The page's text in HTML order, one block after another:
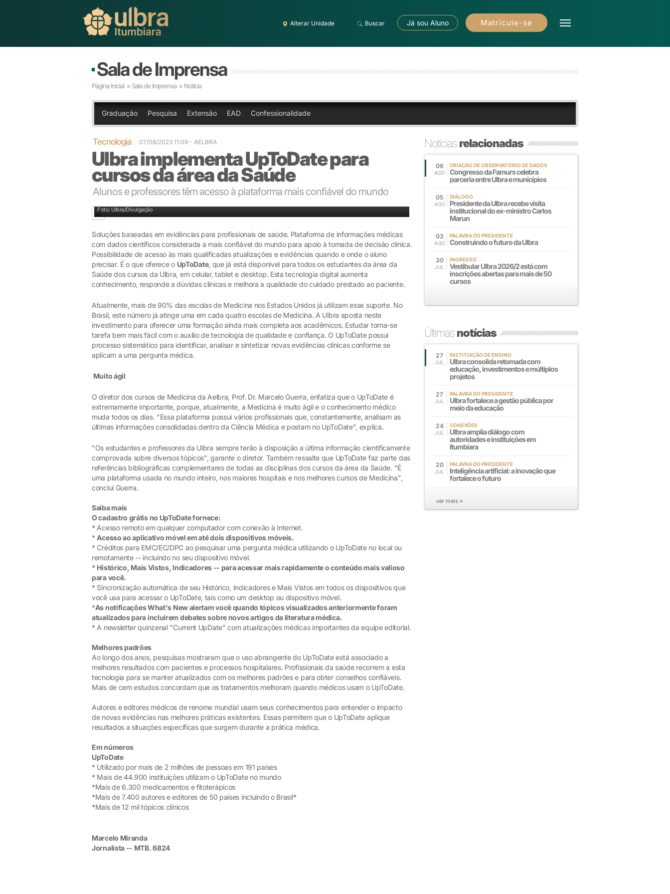
Alterar Unidade Buscar Já sou Aluno Matricule-se
Sala de Imprensa
Página Inicial » Sala de Imprensa » Notícia
Graduação Pesquisa Extensão EAD Confessionalidade
Tecnologia 07/08/2023 11:09 - AELBRA
Ulbra implementa UpToDate para
cursos da área da Saúde
Alunos e professores têm acesso à plataforma mais confiável do mundo
Foto: Ulbra/Divulgação
Soluções baseadas em evidências para profissionais de saúde. Plataforma de informações médicas
com dados científicos considerada a mais confiável do mundo para apoio à tomada de decisão clínica.
Possibilidade de acesso às mais qualificadas atualizações e evidências quando e onde o aluno
precisar. É o que oferece o UpToDate, que já está disponível para todos os estudantes da área da
Saúde dos cursos da Ulbra, em celular, tablet e desktop. Esta tecnologia digital aumenta
conhecimento, responde a dúvidas clínicas e melhora a qualidade do cuidado prestado ao paciente.
Atualmente, mais de 90% das escolas de Medicina nos Estados Unidos já utilizam esse suporte. No
Brasil, este número já atinge uma em cada quatro escolas de Medicina. A Ulbra aposta neste
investimento para oferecer uma formação ainda mais completa aos acadêmicos. Estudar torna-se
tarefa bem mais fácil com o auxílio de tecnologia de qualidade e confiança. O UpToDate possui
processo sistemático para identificar, analisar e sintetizar novas evidências clínicas conforme se
aplicam a uma pergunta médica.
Muito ágil
O diretor dos cursos de Medicina da Aelbra, Prof. Dr. Marcelo Guerra, enfatiza que o UpToDate é
extremamente importante, porque, atualmente, a Medicina é muito ágil e o conhecimento médico
muda todos os dias. "Essa plataforma possui vários profissionais que, constantemente, analisam as
últimas informações consolidadas dentro da Ciência Médica e postam no UpToDate", explica.
"Os estudantes e professores da Ulbra sempre terão à disposição a última informação cientificamente
comprovada sobre diversos tópicos", garante o diretor. Também ressalta que UpToDate faz parte das
referências bibliográficas complementares de todas as disciplinas dos cursos da área da Saúde. "É
uma plataforma usada no mundo inteiro, nos maiores hospitais e nos melhores cursos de Medicina",
conclui Guerra.
Saiba mais
O cadastro grátis no UpToDate fornece:
* Acesso remoto em qualquer computador com conexão à Internet.
*Acesso ao aplicativo móvel em até dois dispositivos móveis.
* Créditos para EMC/EC/DPC ao pesquisar uma pergunta médica utilizando o UpToDate no local ou
remotamente -- incluindo no seu dispositivo móvel.
* Histórico, Mais Vistos, Indicadores -- para acessar mais rapidamente o conteúdo mais valioso
para você.
* Sincronização automática de seu Histórico, Indicadores e Mais Vistos em todos os dispositivos que
você usa para acessar o UpToDate, tais como um desktop ou dispositivo móvel.
*As notificações What's New alertam você quando tópicos visualizados anteriormente foram
atualizados para incluírem debates sobre novos artigos da literatura médica.
* A newsletter quinzenal "Current UpDate" com atualizações médicas importantes da equipe editorial.
Melhores padrões
Ao longo dos anos, pesquisas mostraram que o uso abrangente do UpToDate está associado a
melhores resultados com pacientes e processos hospitalares. Profissionais da saúde recorrem a esta
tecnologia para se manter atualizados com os melhores padrões e para obter conselhos confiáveis.
Mais de cem estudos concordam que os tratamentos melhoram quando médicos usam o UpToDate.
Autores e editores médicos de renome mundial usam seus conhecimentos para entender o impacto
de novas evidências nas melhores práticas existentes. Essas permitem que o UpToDate aplique
resultados a situações específicas que surgem durante a prática médica.
Em números
UpToDate
* Utilizado por mais de 2 milhões de pessoas em 191 países
* Mais de 44.900 instituições utilizam o UpToDate no mundo
*Mais de 6.300 medicamentos e fitoterápicos
*Mais de 7.400 autores e editores de 50 países incluindo o Brasil*
*Mais de 12 mil tópicos clínicos
Marcelo Miranda
Jornalista -- MTB. 6824
Notíciasrelacionadas
06
AGO
CRIAÇÃO DE OBSERVATÓRIO DE DADOS
Congresso da Famurs celebra
parceria entre Ulbra e municípios
05
AGO
DIÁLOGO
Presidente da Ulbra recebe visita
institucional do ex-ministro Carlos
Marun
03
AGO
PALAVRA DO PRESIDENTE
Construindo o futuro da Ulbra
30
JUL
INGRESSO
Vestibular Ulbra 2026/2 está com
inscrições abertas para mais de 50
cursos
Últimasnotícias
27
JUL
INSTITUIÇÃO DE ENSINO
Ulbra consolida retomada com
educação, investimentos e múltiplos
projetos
27
JUL
PALAVRA DO PRESIDENTE
Ulbra fortalece a gestão pública por
meio da educação
24
JUL
CONEXÕES
Ulbra amplia diálogo com
autoridades e instituições em
Itumbiara
20
JUL
PALAVRA DO PRESIDENTE
Inteligência artificial: a inovação que
fortalece o futuro
ver mais »